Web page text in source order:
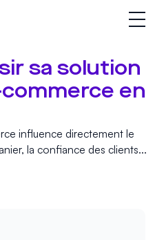
sa solution
en
influence directement le
la confiance des clients...